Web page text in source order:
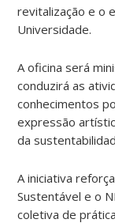
revitalização e o
Universidade.
A oficina será
conduzirá as
conhecimentos
expressão
da
A iniciativa
Sustentável e o
coletiva de